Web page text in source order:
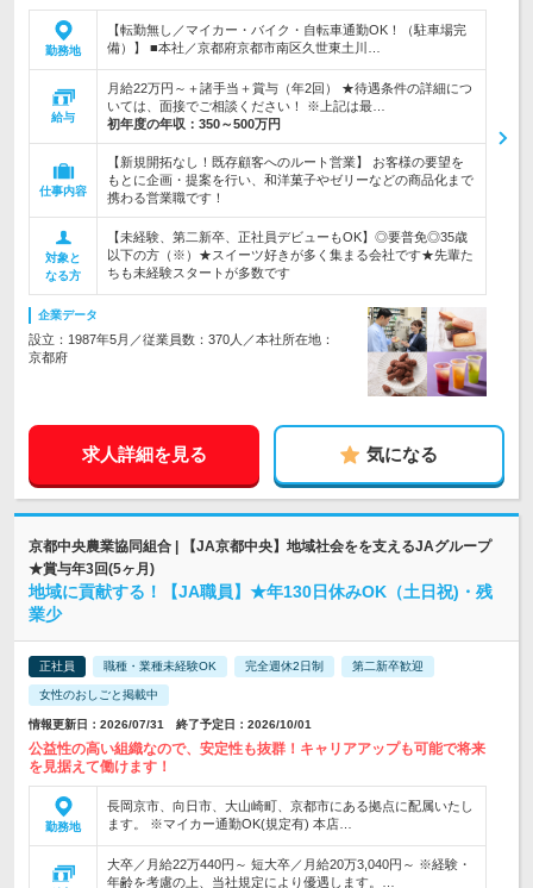
勤務地
【転勤無し／マイカー・バイク・自転車通勤OK！（駐車場完
備）】 ■本社／京都府京都市南区久世東土川…
給与
月給22万円～＋諸手当＋賞与（年2回） ★待遇条件の詳細につ
いては、面接でご相談ください！ ※上記は最…
初年度の年収： 350～500万円
仕事内容
【新規開拓なし！既存顧客へのルート営業】 お客様の要望を
もとに企画・提案を行い、和洋菓子やゼリーなどの商品化まで
携わる営業職です！
対象と
なる方
【未経験、第二新卒、正社員デビューもOK】◎要普免◎35歳
以下の方（※）★スイーツ好きが多く集まる会社です★先輩た
ちも未経験スタートが多数です
企業データ
設立：1987年5月／従業員数：370人／本社所在地：
京都府
求人詳細を見る 気になる
京都中央農業協同組合 | 【JA京都中央】地域社会をを支えるJAグループ
★賞与年3回(5ヶ月)
地域に貢献する！【JA職員】★年130日休みOK（土日祝)・残
業少
正社員 職種・業種未経験OK 完全週休2日制 第二新卒歓迎
女性のおしごと掲載中
情報更新日：2026/07/31 終了予定日：2026/10/01
公益性の高い組織なので、安定性も抜群！キャリアアップも可能で将来
を見据えて働けます！
勤務地
長岡京市、向日市、大山崎町、京都市にある拠点に配属いたし
ます。 ※マイカー通勤OK(規定有) 本店…
大卒／月給22万440円～ 短大卒／月給20万3,040円～ ※経験・
年齢を考慮の上、当社規定により優遇します。…